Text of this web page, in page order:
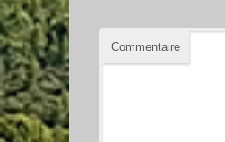
Commentaire